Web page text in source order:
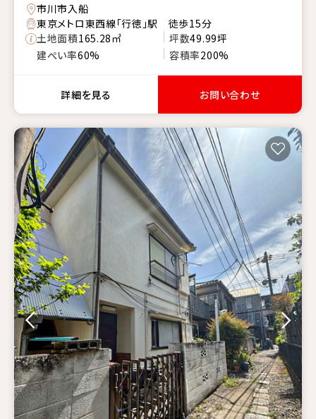
市川市入船
東京メトロ東西線「行徳」駅 徒歩15分
土地面積165.28㎡ 坪数49.99坪
建ぺい率60% 容積率200%
詳細を見る お問い合わせ